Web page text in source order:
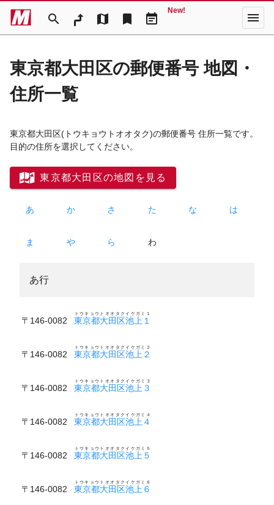
search map bookmark event_note
New! menu
東京都大田区の郵便番号 地図・
住所一覧
東京都大田区(トウキョウトオオタク)の郵便番号 住所一覧です。
目的の住所を選択してください。
東京都大田区の地図を見る
あ か さ た な は
ま や ら わ
あ行
〒146-0082 東京都大田区池上１
トウキョウトオオタクイケガミ１
〒146-0082 東京都大田区池上２
トウキョウトオオタクイケガミ２
〒146-0082 東京都大田区池上３
トウキョウトオオタクイケガミ３
〒146-0082 東京都大田区池上４
トウキョウトオオタクイケガミ４
〒146-0082 東京都大田区池上５
トウキョウトオオタクイケガミ５
〒146-0082 東京都大田区池上６
トウキョウトオオタクイケガミ６